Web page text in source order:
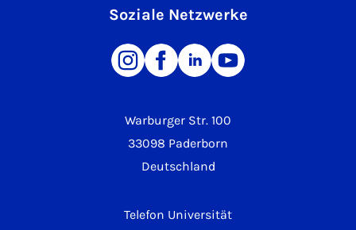
Warburger Str. 100
33098 Paderborn
Deutschland
Telefon Universität
Soziale Netzwerke